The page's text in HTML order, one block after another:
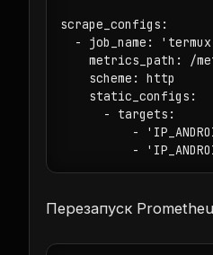
scrape_configs:
- job_name:
metrics_path: /
    scheme: http
    static_configs:
      - targets:
-
-
Перезапуск